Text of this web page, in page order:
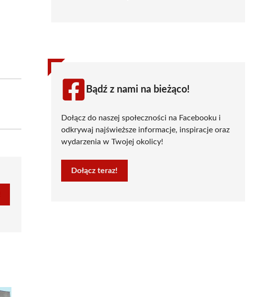
Bądź z nami na bieżąco!
Dołącz do naszej społeczności na Facebooku i
odkrywaj najświeższe informacje, inspiracje oraz
wydarzenia w Twojej okolicy!
Dołącz teraz!